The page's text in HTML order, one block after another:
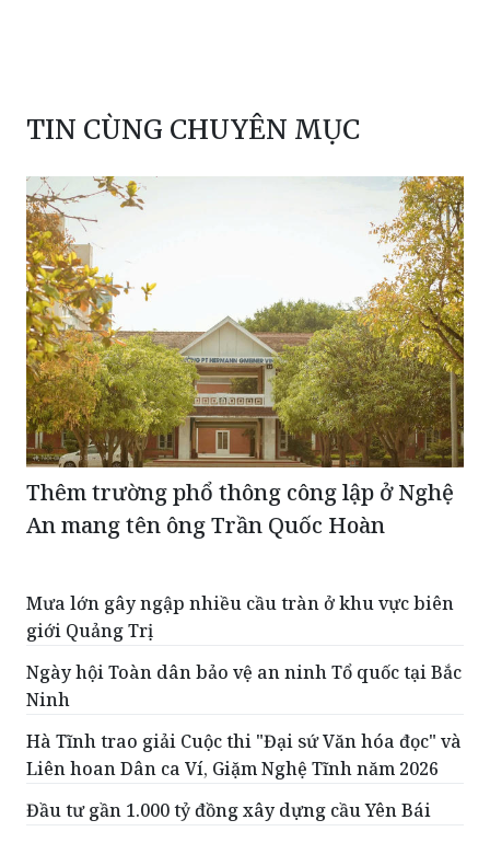
TIN CÙNG CHUYÊN MỤC
An mang tên ông Trần Quốc Hoàn
Mưa lớn gây ngập nhiều cầu tràn ở khu vực biên
giới Quảng Trị
Ngày hội Toàn dân bảo vệ an ninh Tổ quốc tại Bắc
Ninh
Hà Tĩnh trao giải Cuộc thi "Đại sứ Văn hóa đọc" và